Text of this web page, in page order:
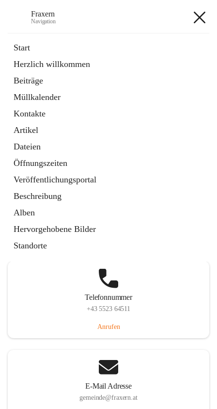
Fraxern
Navigation
Start
Herzlich willkommen
Beiträge
Müllkalender
Kontakte
Artikel
Dateien
Öffnungszeiten
Veröffentlichungsportal
Beschreibung
Alben
Hervorgehobene Bilder
Standorte
Ordner
in
Tab
Formulare
Artikel
öffnet
in
neuem
Tab
Telefonnummer
+43 5523 64511
Anrufen
E-Mail Adresse
gemeinde@fraxern.at